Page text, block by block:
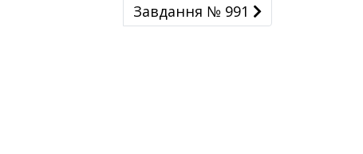
Завдання № 991
Завдання № 991